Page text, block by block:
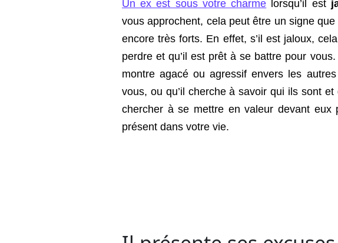
Un ex est sous votre charme lorsqu’il est
vous approchent, cela peut être un signe
encore très forts. En effet, s’il est jaloux,
perdre et qu’il est prêt à se battre pour
montre agacé ou agressif envers les
vous, ou qu’il cherche à savoir qui ils sont
chercher à se mettre en valeur devant eux
présent dans votre vie.